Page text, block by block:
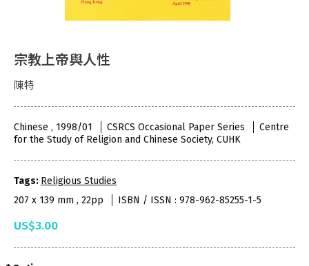
宗教上帝與人性
陳特
Chinese , 1998/01 CSRCS Occasional Paper Series
Centre
for the Study of Religion and Chinese Society, CUHK
Tags: Religious Studies
207 x 139 mm , 22pp
ISBN / ISSN : 978-962-85255-1-5
US$3.00